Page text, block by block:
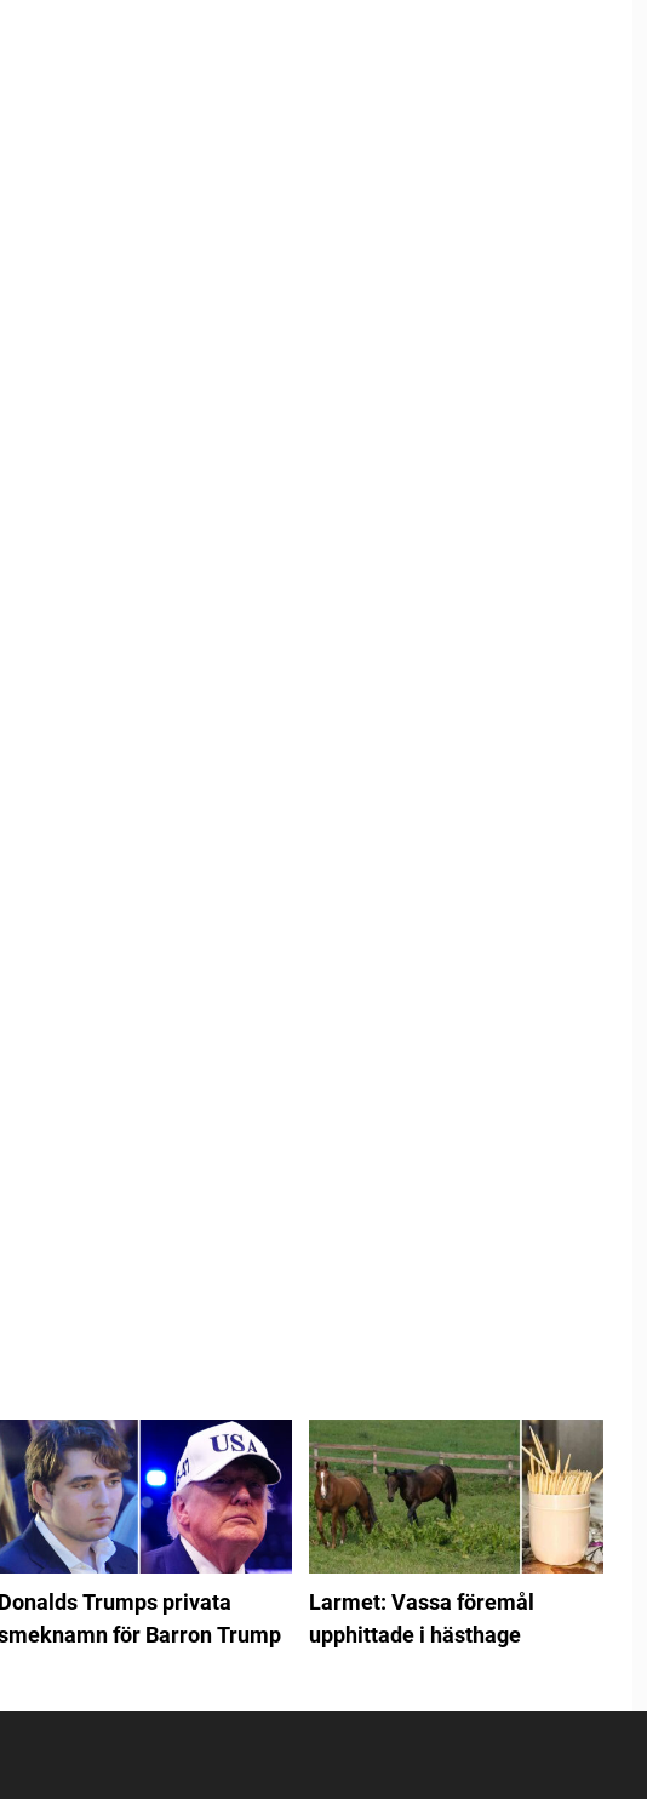
Donalds Trumps privata
för Barron Trump
Larmet: Vassa föremål
upphittade i hästhage